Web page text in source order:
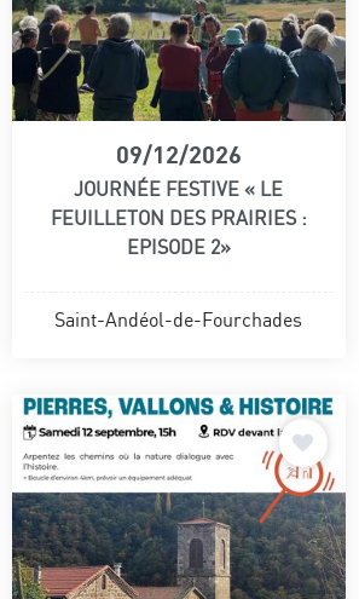
09/12/2026
JOURNÉE FESTIVE « LE
FEUILLETON DES PRAIRIES :
EPISODE 2»
Saint-Andéol-de-Fourchades